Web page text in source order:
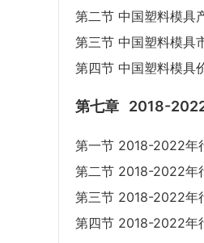
第二节 中国塑料模具
第三节 中国塑料模具
第四节 中国塑料模具
第七章 2018-
第一节 2018-2022年
第二节 2018-2022年
第三节 2018-2022年
第四节 2018-2022年